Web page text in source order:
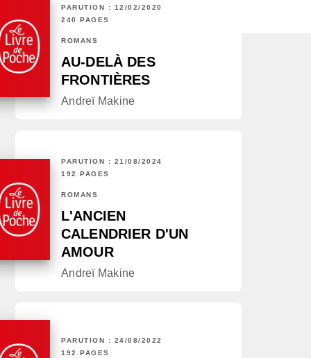
PARUTION : 12/02/2020
240 PAGES
ROMANS
AU-DELÀ DES
FRONTIÈRES
Andreï Makine
PARUTION : 21/08/2024
192 PAGES
ROMANS
L'ANCIEN
CALENDRIER D'UN
AMOUR
Andreï Makine
PARUTION : 24/08/2022
192 PAGES